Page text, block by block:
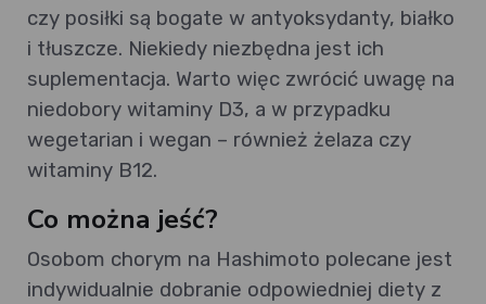
czy posiłki są bogate w antyoksydanty, białko
i tłuszcze. Niekiedy niezbędna jest ich
suplementacja. Warto więc zwrócić uwagę na
niedobory witaminy D3, a w przypadku
wegetarian i wegan – również żelaza czy
witaminy B12.
Co można jeść?
Osobom chorym na Hashimoto polecane jest
indywidualnie dobranie odpowiedniej diety z